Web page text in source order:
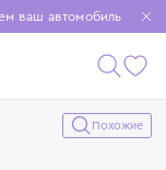
ваш автомобиль
000 ₽
еще удобнее
Похожие